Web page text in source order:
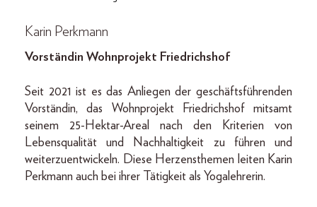
Karin Perkmann
Vorständin Wohnprojekt Friedrichshof
Seit 2021 ist es das Anliegen der geschäftsführenden
Vorständin, das Wohnprojekt Friedrichshof mitsamt
seinem 25-Hektar-Areal nach den Kriterien von
Lebensqualität und Nachhaltigkeit zu führen und
weiterzuentwickeln. Diese Herzensthemen leiten Karin
Perkmann auch bei ihrer Tätigkeit als Yogalehrerin.